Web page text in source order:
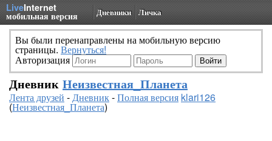
LiveInternet
мобильная версия Дневники Личка
Вы были перенаправлены на мобильную версию
страницы. Вернуться!
Авторизация
Дневник Неизвестная_Планета
Лента друзей -Дневник-Полная версия klari126
(Неизвестная_Планета)